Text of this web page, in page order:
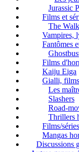
Jurassic
Films et
The
Vampires,
Fantômes
Films
Kaiju Eiga
Gialli,
Les
Slashers
Road-
Thrillers
Films/
Mangas
Discussions